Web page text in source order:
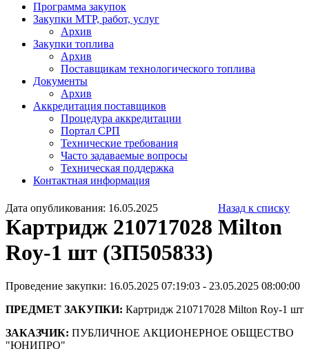
Программа закупок
Закупки МТР, работ, услуг
Архив
Закупки топлива
Архив
Поставщикам технологического топлива
Документы
Архив
Аккредитация поставщиков
Процедура аккредитации
Портал СРП
Технические требования
Часто задаваемые вопросы
Техническая поддержка
Контактная информация
Дата опубликования: 16.05.2025 Назад к списку
Картридж 210717028 Milton
Roy-1 шт (ЗП505833)
Проведение закупки: 16.05.2025 07:19:03 - 23.05.2025 08:00:00
ПРЕДМЕТ ЗАКУПКИ: Картридж 210717028 Milton Roy-1 шт
ЗАКАЗЧИК: ПУБЛИЧНОЕ АКЦИОНЕРНОЕ ОБЩЕСТВО
"ЮНИПРО"